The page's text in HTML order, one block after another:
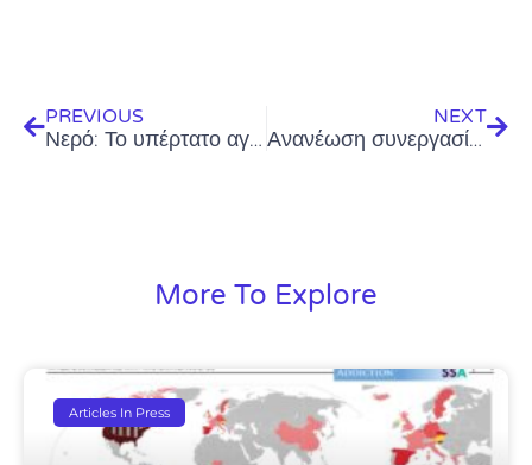
PREVIOUS
Νερό: Το υπέρτατο αγαθό – Παγκόσμια Hμέρα Nερού 22/03/2022
NEXT
Ανανέωση συνεργασίας Διεθνούς Ερευνητικού Κέντρου Νερού Νηρέας με την Αρχή Αντιμετώπισης Εξαρτήσεων Κύπρου – 11/05/2022
More To Explore
Articles In Press